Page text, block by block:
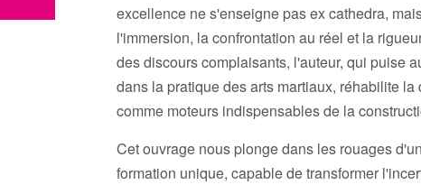
excellence ne s'enseigne pas ex cathedra,
l'immersion, la confrontation au réel et la
des discours complaisants, l'auteur, qui puise
dans la pratique des arts martiaux, réhabilite la
comme moteurs indispensables de la
Cet ouvrage nous plonge dans les rouages
formation unique, capable de transformer